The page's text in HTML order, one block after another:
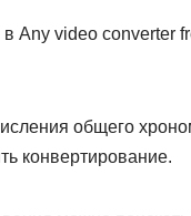
Any video converter
общего
конвертирование.